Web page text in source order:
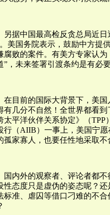
另据中国最高检反贪总局近
美国务院表示，鼓励中方提
腐败的案件。有美方专家认
”，未来签署引渡条约是有必
在目前的国际大背景下， 美国
有几分不自然！全世界都看
太平洋伙伴关系协定》（
行（AIIB）一事上，美国宁
孤家寡人，也要任性地采取不
国内外的观察者、评论者都
性态度只是虚伪的姿态呢？还
标准、虐囚等借口刁难的不